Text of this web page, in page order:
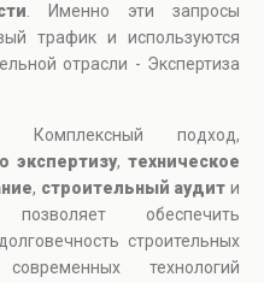
. Именно эти запросы
трафик и используются
отрасли - Экспертиза
Комплексный подход,
экспертизу, техническое
, строительный аудит и
обеспечить
строительных
технологий